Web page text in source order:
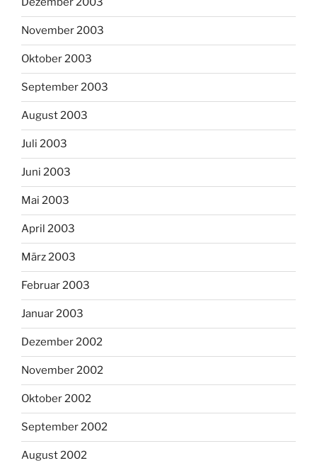
November 2003
Oktober 2003
September 2003
August 2003
Juli 2003
Juni 2003
Mai 2003
April 2003
März 2003
Februar 2003
Januar 2003
Dezember 2002
November 2002
Oktober 2002
September 2002
August 2002